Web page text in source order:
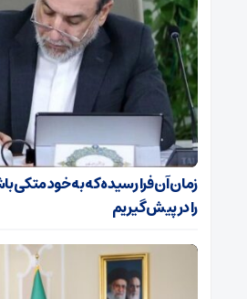
زمان آن فرا رسیده که به خود متکی
را در پیش گیریم